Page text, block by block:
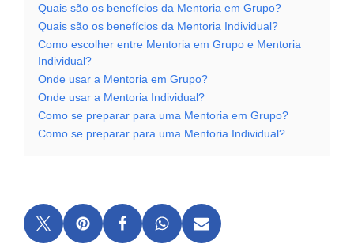
Quais são os benefícios da Mentoria em Grupo?
Quais são os benefícios da Mentoria Individual?
Como escolher entre Mentoria em Grupo e Mentoria
Individual?
Onde usar a Mentoria em Grupo?
Onde usar a Mentoria Individual?
Como se preparar para uma Mentoria em Grupo?
Como se preparar para uma Mentoria Individual?